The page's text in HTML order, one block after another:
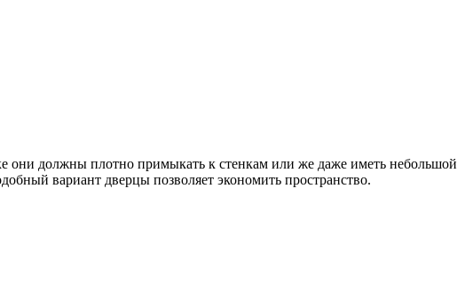
они должны плотно примыкать к стенкам или же даже иметь небольшой
вариант дверцы позволяет экономить пространство.